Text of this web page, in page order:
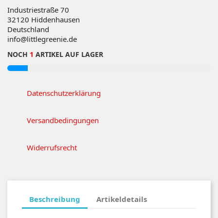
Industriestraße 70
32120 Hiddenhausen
Deutschland
info@littlegreenie.de
NOCH 1 ARTIKEL AUF LAGER
Datenschutzerklärung
Versandbedingungen
Widerrufsrecht
Beschreibung Artikeldetails